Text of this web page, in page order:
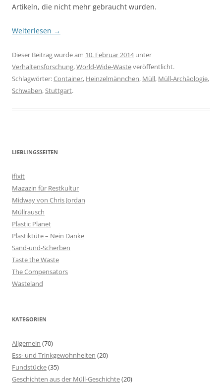
Artikeln, die nicht mehr gebraucht wurden.
Weiterlesen →
Dieser Beitrag wurde am 10. Februar 2014unter
Verhaltensforschung,World-Wide-Wasteveröffentlicht.
Schlagwörter:Container, Heinzelmännchen, Müll, Müll-Archäologie,
Schwaben,Stuttgart.
LIEBLINGSSEITEN
ifixit
Magazin für Restkultur
Midway von Chris Jordan
Müllrausch
Plastic Planet
Plastiktüte – Nein Danke
Sand-und-Scherben
Taste the Waste
The Compensators
Wasteland
KATEGORIEN
Allgemein (70)
Ess- und Trinkgewohnheiten (20)
Fundstücke(35)
Geschichten aus der Müll-Geschichte(20)